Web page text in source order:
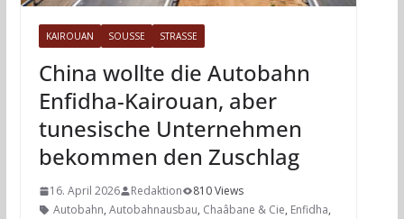
KAIROUAN SOUSSE STRASSE
China wollte die Autobahn
Enfidha-Kairouan, aber
tunesische Unternehmen
bekommen den Zuschlag
16. April 2026 Redaktion
810 Views
Autobahn, Autobahnausbau, Chaâbane & Cie, Enfidha,